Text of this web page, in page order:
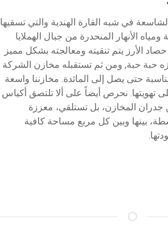
في شبه القارة الهندية والتي تسقيها
ومياه الأنهار المنحدرة من جبال الهملايا
الأرز يتم تنقيته ومعالجته بشكل مميز
حبة حبة, ومن ثم تستقبله مخازن الشركة
حتى يصل إلى المائدة. مخازننا واسعة
تهويتها. نحرص أيضاً على ألا تلتصق أكياس
جدران المخازن، بل تستلقي، معززة
بينها وبين كل مربع مساحة كافية